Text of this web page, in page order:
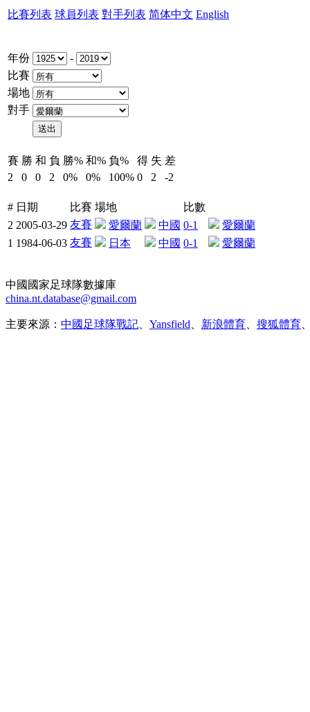
比賽列表 球員列表 對手列表 简体中文 English
年份
-
比賽
場地
對手
賽 勝 和 負 勝% 和% 負% 得 失 差
2
0 0 2 0% 0% 100% 0 2 -2
# 日期 比賽 場地
比數
2 2005-03-29 友賽 愛爾蘭 中國 0-1
愛爾蘭
1 1984-06-03 友賽 日本 中國 0-1 愛爾蘭
中國國家足球隊數據庫
china.nt.database@gmail.com
主要來源： 中國足球隊戰記 Yansfield 新浪體育 搜狐體育